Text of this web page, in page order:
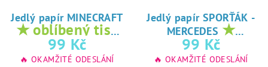
Jedlý papír MINECRAFT
★ oblíbený tisk
na jedlý papír
99 Kč
🔥 OKAMŽITÉ ODESLÁNÍ
Jedlý papír SPORŤÁK -
MERCEDES ★
oblíbený tisk na
jedlý papír
99 Kč
🔥 OKAMŽITÉ ODESLÁNÍ